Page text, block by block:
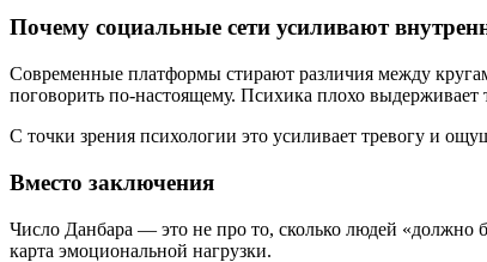
Почему социальные сети усиливают
Современные платформы стирают различия между
поговорить по-настоящему. Психика плохо
С точки зрения психологии это усиливает тревогу и
Вместо заключения
Число Данбара — это не про то, сколько людей «должно
карта эмоциональной нагрузки.